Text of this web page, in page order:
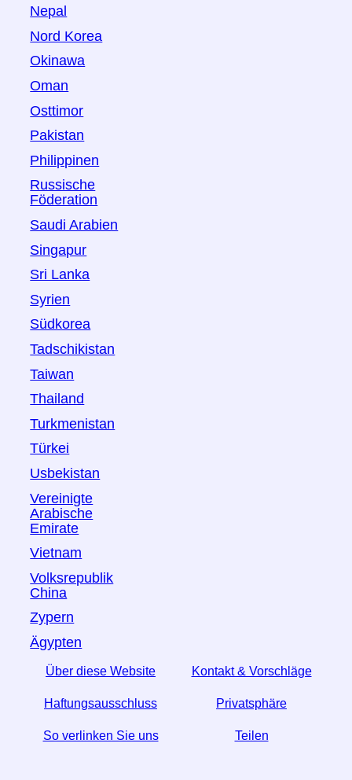
Nepal
Nord Korea
Okinawa
Oman
Osttimor
Pakistan
Philippinen
Russische
Föderation
Saudi Arabien
Singapur
Sri Lanka
Syrien
Südkorea
Tadschikistan
Taiwan
Thailand
Turkmenistan
Türkei
Usbekistan
Vereinigte
Arabische
Emirate
Vietnam
Volksrepublik
China
Zypern
Ägypten
Über diese Website Kontakt & Vorschläge
Haftungsausschluss Privatsphäre
So verlinken Sie uns Teilen